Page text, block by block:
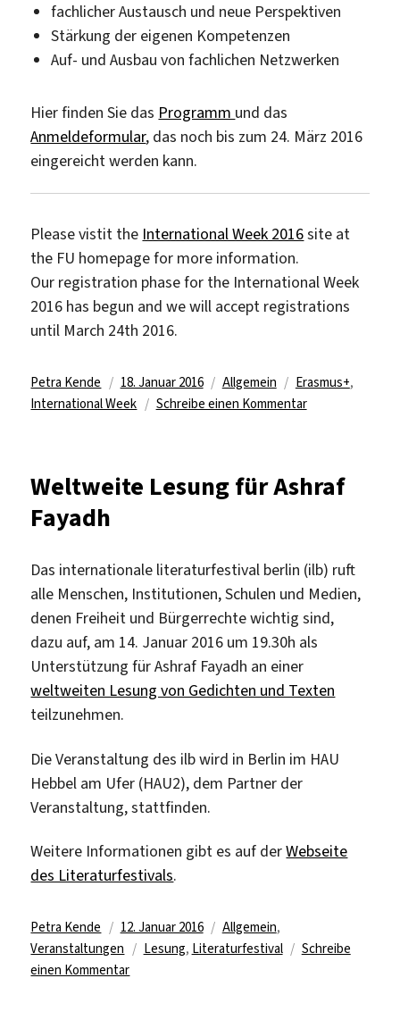
fachlicher Austausch und neue Perspektiven
Stärkung der eigenen Kompetenzen
Auf- und Ausbau von fachlichen Netzwerken
Hier finden Sie das Programm und das
Anmeldeformular, das noch bis zum 24. März 2016
eingereicht werden kann.
Please vistit the International Week 2016site at
the FU homepage for more information.
Our registration phase for the International Week
2016 has begun and we will accept registrations
until March 24th 2016.
Autor
Petra Kende
Veröffentlicht
am
18. Januar 2016 Kategorien
Allgemein Schlagwörter
Erasmus+,
International Week
Schreibe einen Kommentarzu
Week
motion
–
Structures
and
Weltweite Lesung für Ashraf
Fayadh
Das internationale literaturfestival berlin (ilb) ruft
alle Menschen, Institutionen, Schulen und Medien,
denen Freiheit und Bürgerrechte wichtig sind,
dazu auf, am 14. Januar 2016 um 19.30h als
Unterstützung für Ashraf Fayadh an einer
weltweiten Lesung von Gedichten und Texten
teilzunehmen.
Die Veranstaltung des ilb wird in Berlin im HAU
Hebbel am Ufer (HAU2), dem Partner der
Veranstaltung, stattfinden.
Weitere Informationen gibt es auf derWebseite
des Literaturfestivals.
Autor
Petra Kende
Veröffentlicht
am
12. Januar 2016 Kategorien
Allgemein,
Veranstaltungen
Schlagwörter
Lesung, Literaturfestival
Schreibe
einen Kommentarzu